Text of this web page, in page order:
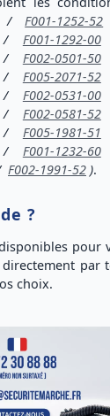
/ F001-1252-52
/ F001-1292-00
/ F002-0501-50
/ F005-2071-52
/ F002-0531-00
/ F002-0581-52
/ F005-1981-51
/ F001-1232-60
F002-1991-52 ).
?
pour
par
choix.